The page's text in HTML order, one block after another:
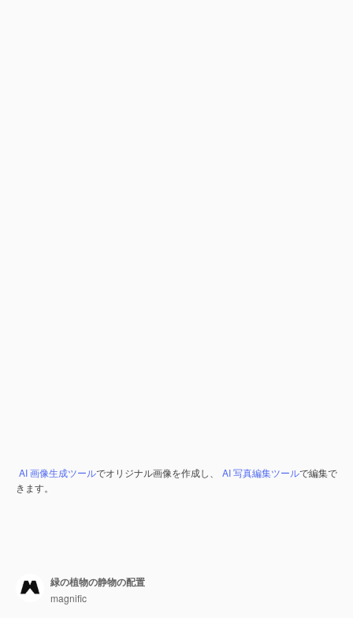
AI 画像生成ツールでオリジナル画像を作成し、 AI 写真編集ツールで編集で
きます。
緑の植物の静物の配置
magnific